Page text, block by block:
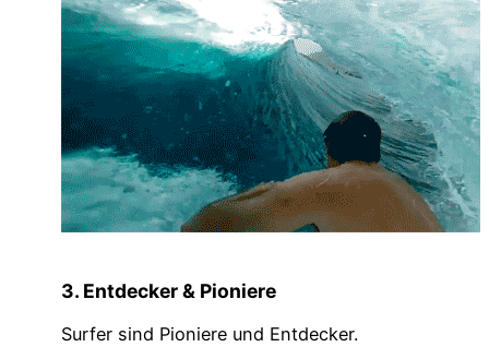
3. Entdecker & Pioniere
Surfer sind Pioniere und Entdecker.